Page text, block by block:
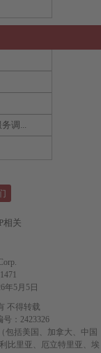
调...
相关
年5月5日
不得转载
：2423326
包括美国、加拿大、中国
比里亚、厄立特里亚、埃